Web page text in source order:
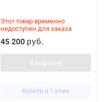
Этот товар временно
недоступен для заказа
45 200 руб.
В корзину
Купить в 1 клик